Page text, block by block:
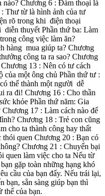
Chương 6 : Đàm thoại là
Thư từ là hình ảnh của tư
rõ trong khi điện thoại
thuyết Phần thứ ba: Làm
công việc làm ăn?
hàng mua giúp ta? Chương
công ta ra sao? Chương
13 : Nên có tư cách
của một ông chủ Phần thứ tư :
thể thành một người dễ
ra đi! Chương 16 : Cho thần
khỏe Phần thứ năm: Gia
17 : Làm cách nào để
Chương 18 : Trẻ con cũng
cho ta thành công hay thất
quen Chương 20 : Bạn có
Chương 21 : Chuyển bại
quen làm việc cho ta Nếu từ
gặp toàn những hạng khó
cầu của bạn đấy. Nếu trái lại,
bạn, sẵn sàng giúp bạn thì
thế của bạn.